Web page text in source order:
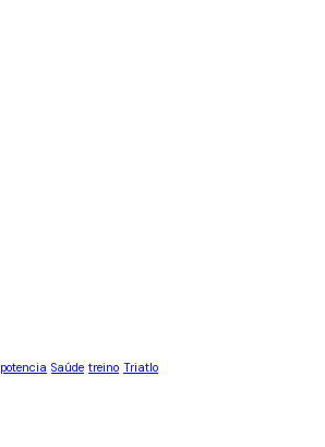
potencia Saúde treino Triatlo